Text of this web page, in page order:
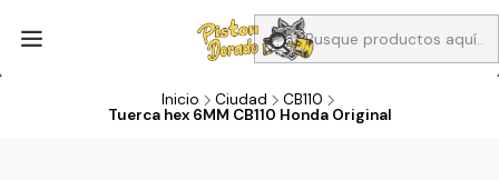
Aprovecha Compra 1 Aceites Full sintético o 1 Aceite semi
sintetico y el filtro de aire verde para la CB190R o CBF160M a 13
Inicio Ciudad
CB110
Tuerca hex 6MM CB110 Honda Original